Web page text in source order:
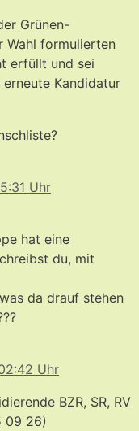
Grünen-
Wahl formulierten
erfüllt und sei
Kandidatur
Uhr
hat eine
du, mit
da drauf stehen
Uhr
BZR, SR, RV
09 26)